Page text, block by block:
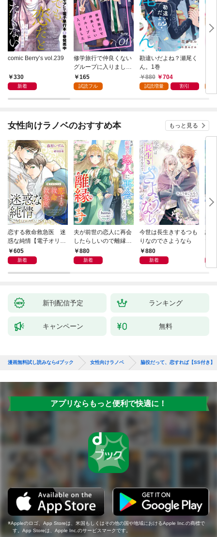
comic Berry’s vol.239
330
新着
修学旅行で仲良くない
グループに入りました
【単話版】1巻
165
試読フル
勘違いだよね？瀬尾く
ん。1巻
880
704
試読増量 割引
女性向けラノベのおすすめ本 もっと見る
恋する救命救急医 迷
惑な純情【電子オリジ
ナル】
605
新着
夫が前世の恋人に再会
したらしいので離縁し
ます880
新着
今世は長生きするつも
りなのでさようなら
880
新着
話
で
新刊配信予定 ランキング
キャンペーン 無料
漫画無料試し読みならdブック 女性向けラノベ 脇役だって、恋すれば【SS付き】
アプリならもっと便利で快適に！
Appleのロゴ、App Storeは、米国もしくはその他の国や地域におけるApple Inc.の商標で
す。App Storeは、Apple Inc.のサービスマークです。